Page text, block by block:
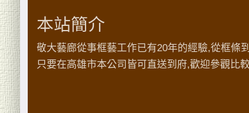
本站簡介
敬大藝廊從事框藝工作已有20年的經驗,從框條
只要在高雄市本公司皆可直送到府,歡迎參觀比